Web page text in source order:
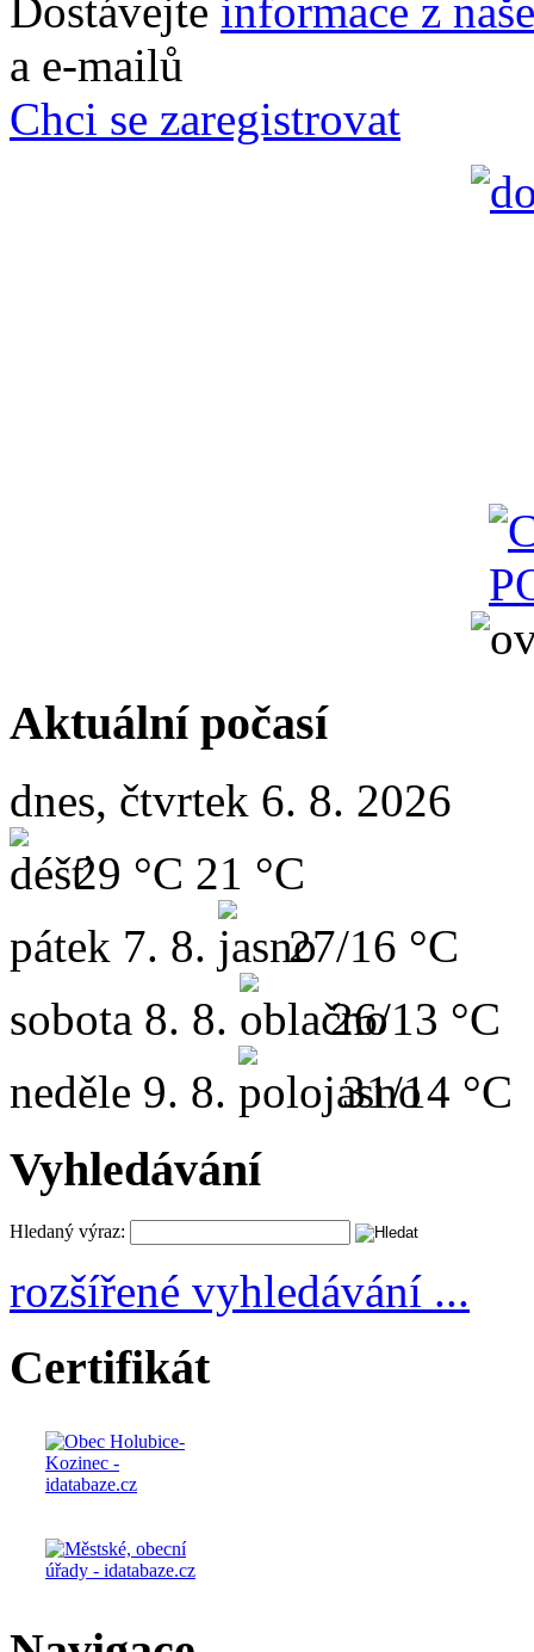
Dostávejte informace z
a e-mailů
Chci se zaregistrovat
Aktuální počasí
dnes, čtvrtek 6. 8. 2026
29 °C 21 °C
pátek 7. 8.
27/16 °C
sobota 8. 8.
26/13 °C
neděle 9. 8. 31/14 °C
Vyhledávání
Hledaný výraz:
rozšířené vyhledávání ...
Certifikát